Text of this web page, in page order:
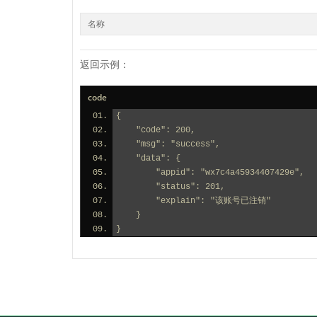
名称
返回示例：
code
{
    "code": 200,
    "msg": "success",
    "data": {
        "appid": "wx7c4a45934407429e",
        "status": 201,
        "explain": "该账号已注销"
    }
}